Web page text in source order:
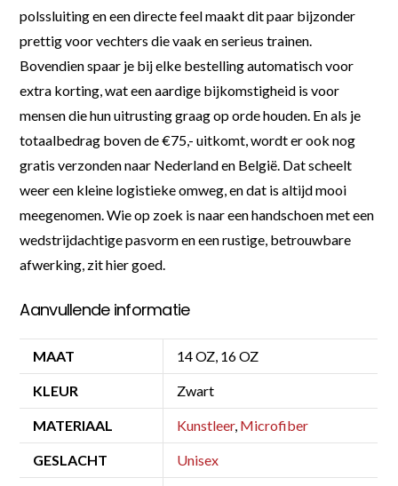
polssluiting en een directe feel maakt dit paar bijzonder
prettig voor vechters die vaak en serieus trainen.
Bovendien spaar je bij elke bestelling automatisch voor
extra korting, wat een aardige bijkomstigheid is voor
mensen die hun uitrusting graag op orde houden. En als je
totaalbedrag boven de €75,- uitkomt, wordt er ook nog
gratis verzonden naar Nederland en België. Dat scheelt
weer een kleine logistieke omweg, en dat is altijd mooi
meegenomen. Wie op zoek is naar een handschoen met een
wedstrijdachtige pasvorm en een rustige, betrouwbare
afwerking, zit hier goed.
Aanvullende informatie
MAAT 14 OZ, 16 OZ
KLEUR Zwart
MATERIAAL Kunstleer, Microfiber
GESLACHT Unisex